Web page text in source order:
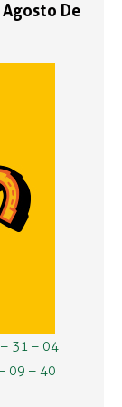
Agosto De
31 – 04
09 – 40